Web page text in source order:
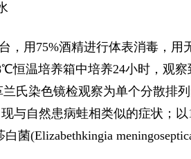
，用75%酒精进行体表消毒，
恒温培养箱中培养24小时，观
氏染色镜检观察为单个分散排
与自然患病蛙相类似的症状；
菌(Elizabethkingia